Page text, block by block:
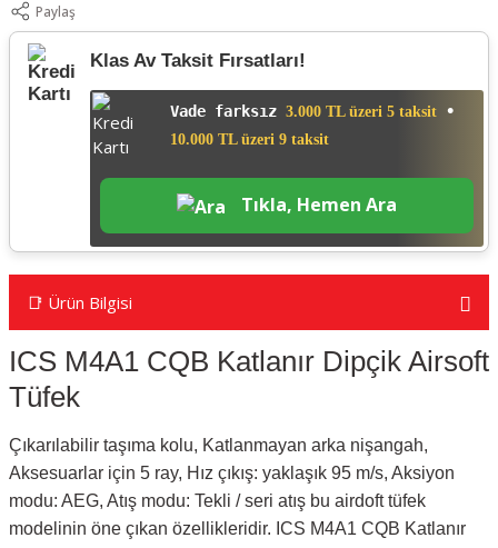
Paylaş
Klas Av Taksit Fırsatları!
Vade farksız 3.000 TL üzeri 5 taksit •
10.000 TL üzeri 9 taksit
Tıkla, Hemen Ara
📑 Ürün Bilgisi
ICS M4A1 CQB Katlanır Dipçik Airsoft
Tüfek
Çıkarılabilir taşıma kolu, Katlanmayan arka nişangah,
Aksesuarlar için 5 ray, Hız çıkış: yaklaşık 95 m/s, Aksiyon
modu: AEG, Atış modu: Tekli / seri atış bu airdoft tüfek
modelinin öne çıkan özellikleridir. ICS M4A1 CQB Katlanır